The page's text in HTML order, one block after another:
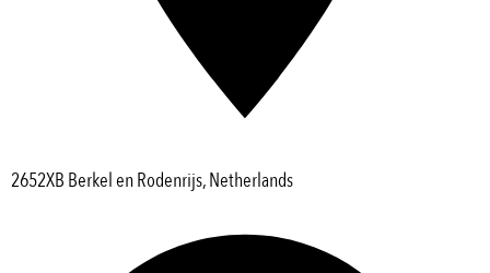
2652XB Berkel en Rodenrijs, Netherlands